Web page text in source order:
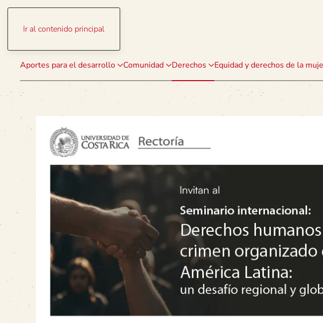
Ir al contenido principal
Aportes para el desarrollo Comunidad Derechos Equidad y derechos de la